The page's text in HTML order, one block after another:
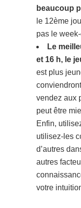
beaucoup
le 12ème
pas le
Le
et 16 h, le
est plus
vendez aux
peut être
Enfin,
utilisez-les
d’autres
autres
votre